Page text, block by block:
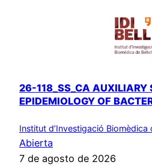
26-118_SS_CA AUXILIARY
EPIDEMIOLOGY OF
Institut d’Investigació Biomèdica
Abierta
7 de agosto de 2026